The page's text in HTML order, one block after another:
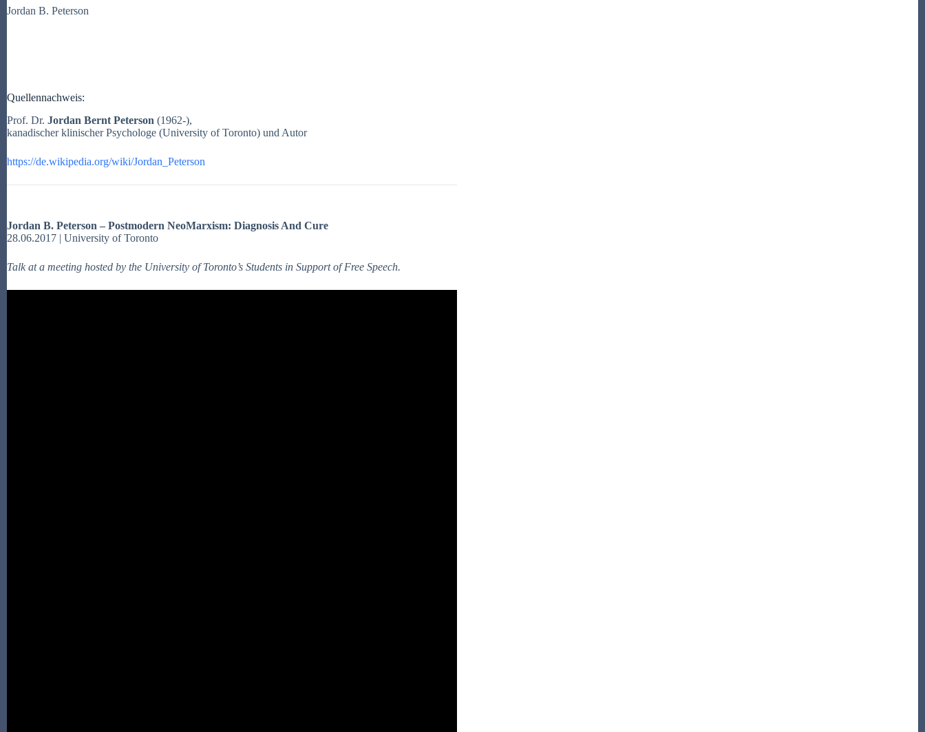
Jordan B. Peterson
Quellennachweis:
Prof. Dr. Jordan Bernt Peterson (1962-),
kanadischer klinischer Psychologe (University of Toronto) und Autor
https://de.wikipedia.org/wiki/Jordan_Peterson
Jordan B. Peterson – Postmodern NeoMarxism: Diagnosis And Cure
28.06.2017 | University of Toronto
Talk at a meeting hosted by the University of Toronto’s Students in Support of Free Speech.